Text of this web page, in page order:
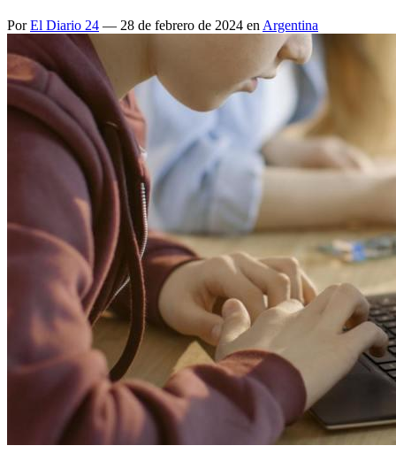
PorEl Diario 24 — 28 de febrero de 2024 en Argentina